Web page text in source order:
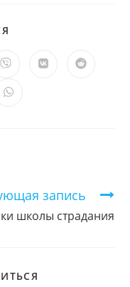
Открывается
в
новом
Открывается
Открывается
запись
школы страдания